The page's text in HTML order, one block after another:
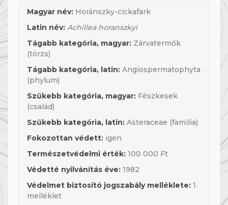
Magyar név: Horánszky-cickafark
Latin név: Achillea horanszkyi
Tágabb kategória, magyar: Zárvatermők
(törzs)
Tágabb kategória, latin: Angiospermatophyta
(phylum)
Szűkebb kategória, magyar: Fészkesek
(család)
Szűkebb kategória, latin: Asteraceae (familia)
Fokozottan védett: igen
Természetvédelmi érték: 100 000 Ft
Védetté nyilvánítás éve: 1982
Védelmet biztosító jogszabály melléklete: 1.
melléklet